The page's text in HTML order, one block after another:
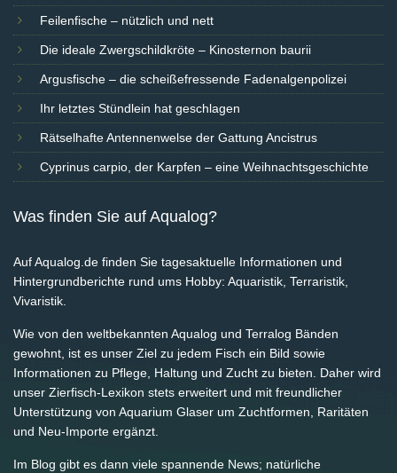
Feilenfische – nützlich und nett
Die ideale Zwergschildkröte – Kinosternon baurii
Argusfische – die scheißefressende Fadenalgenpolizei
Ihr letztes Stündlein hat geschlagen
Rätselhafte Antennenwelse der Gattung Ancistrus
Cyprinus carpio, der Karpfen – eine Weihnachtsgeschichte
Was finden Sie auf Aqualog?
Auf Aqualog.de finden Sie tagesaktuelle Informationen und
Hintergrundberichte rund ums Hobby: Aquaristik, Terraristik,
Vivaristik.
Wie von den weltbekannten Aqualog und Terralog Bänden
gewohnt, ist es unser Ziel zu jedem Fisch ein Bild sowie
Informationen zu Pflege, Haltung und Zucht zu bieten. Daher wird
unser Zierfisch-Lexikon stets erweitert und mit freundlicher
Unterstützung von Aquarium Glaser um Zuchtformen, Raritäten
und Neu-Importe ergänzt.
Im Blog gibt es dann viele spannende News; natürliche